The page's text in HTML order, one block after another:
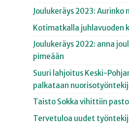
Joulukeräys 2023: Aurinko
Kotimatkalla juhlavuoden
Joulukeräys 2022: anna
pimeään
Suuri lahjoitus Keski-
palkataan
Taisto Sokka vihittiin
Tervetuloa uudet